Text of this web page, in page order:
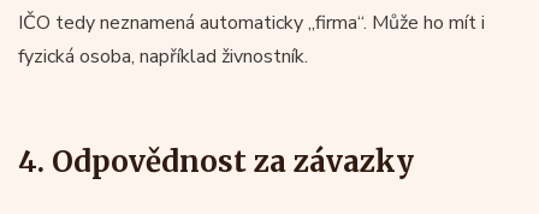
IČO tedy neznamená automaticky „firma“. Může ho mít i
fyzická osoba, například živnostník.
4. Odpovědnost za závazky